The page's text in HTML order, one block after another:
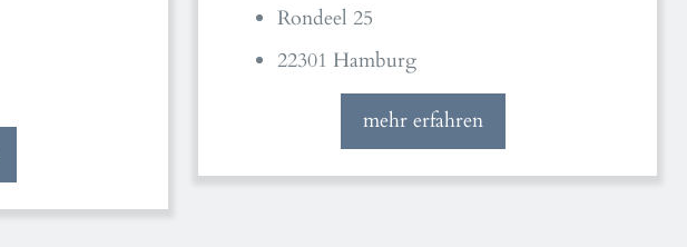
Rondeel 25
22301 Hamburg
mehr erfahren